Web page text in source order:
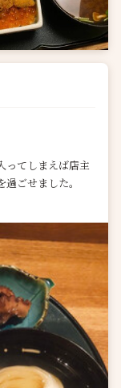
ってしまえば店主
ごせました。